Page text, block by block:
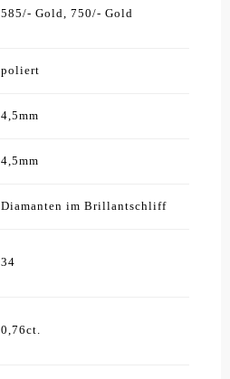
585/- Gold, 750/- Gold
poliert
4,5mm
4,5mm
Diamanten im Brillantschliff
34
0,76ct.